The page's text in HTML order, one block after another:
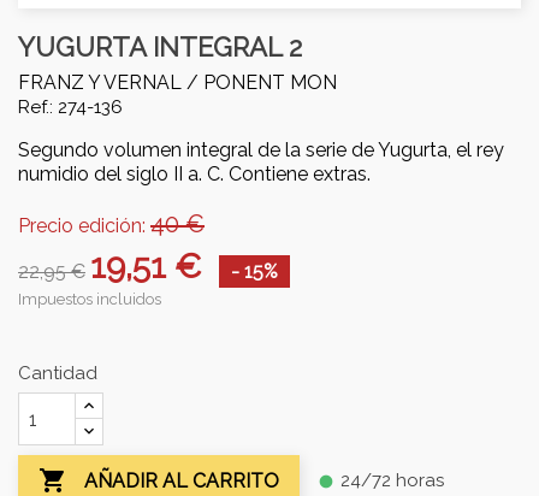
YUGURTA INTEGRAL 2
FRANZ Y VERNAL / PONENT MON
Ref.: 274-136
Segundo volumen integral de la serie de Yugurta, el rey
numidio del siglo II a. C. Contiene extras.
Precio edición: 40 €
22,95 € 19,51 € - 15%
Impuestos incluidos
Cantidad
 AÑADIR AL CARRITO fiber_manual_record 24/72 horas